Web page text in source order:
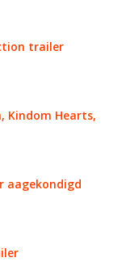
trailer
Kindom Hearts,
aagekondigd